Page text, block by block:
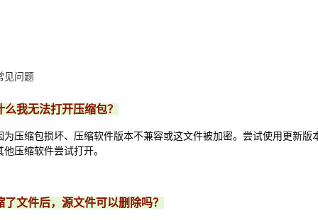
见问题
么我无法打开压缩包？
为压缩包损坏、压缩软件版本不兼容或这文件被加密。尝试使用更新
他压缩软件尝试打开。
了文件后，源文件可以删除吗？